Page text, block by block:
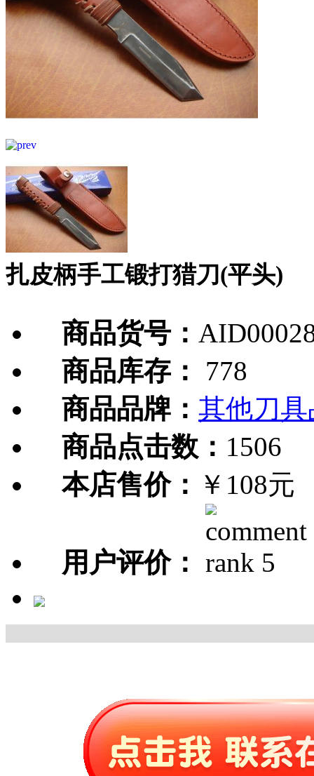
扎皮柄手工锻打猎刀(平头)
商品货号：
商品库存：
778
商品品牌： 其他刀
商品点击数： 1506
本店售价： ￥108元
用户评价：